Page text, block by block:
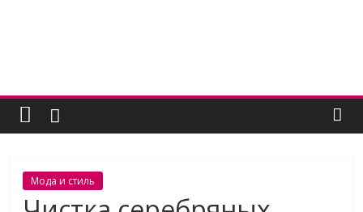
Женский
угодник
Блог
полезных
Мода и стиль